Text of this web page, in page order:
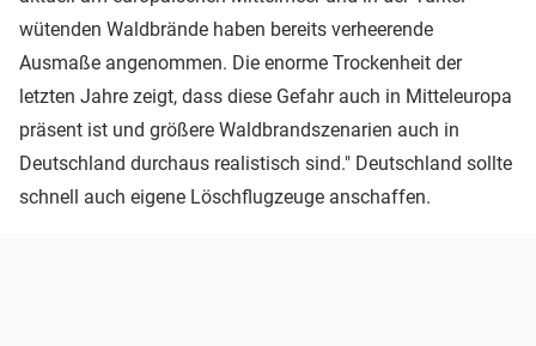
wütenden Waldbrände haben bereits verheerende
Ausmaße angenommen. Die enorme Trockenheit der
letzten Jahre zeigt, dass diese Gefahr auch in Mitteleuropa
präsent ist und größere Waldbrandszenarien auch in
Deutschland durchaus realistisch sind." Deutschland sollte
schnell auch eigene Löschflugzeuge anschaffen.